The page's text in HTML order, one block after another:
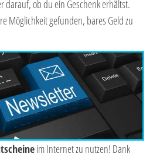
darauf, ob du ein Geschenk erhältst.
Möglichkeit gefunden, bares Geld zu
im Internet zu nutzen! Dank